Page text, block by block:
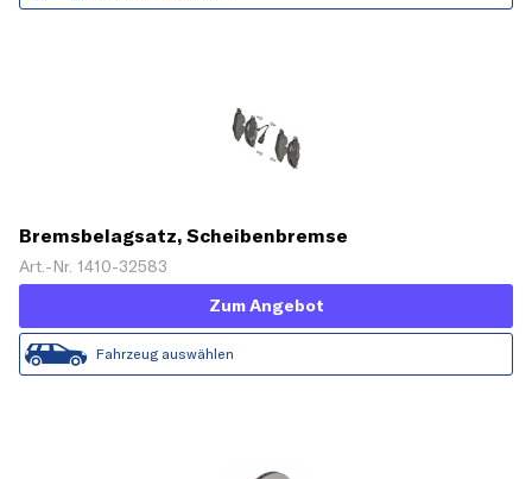
Bremsbelagsatz, Scheibenbremse
Art.-Nr. 1410-32583
Zum Angebot
Fahrzeug auswählen